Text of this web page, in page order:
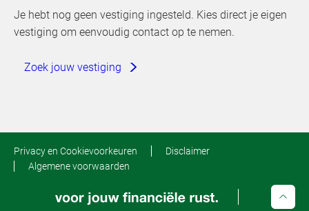
Je hebt nog geen vestiging ingesteld. Kies direct je eigen
vestiging om eenvoudig contact op te nemen.
Zoek jouw vestiging
Privacy en Cookievoorkeuren
Disclaimer
Algemene voorwaarden